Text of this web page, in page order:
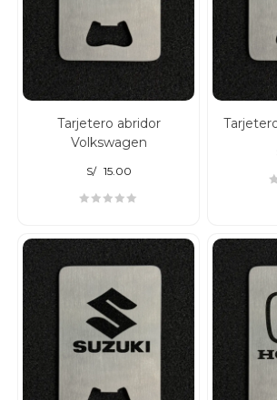
Tarjetero abridor
Volkswagen
S/ 15.00